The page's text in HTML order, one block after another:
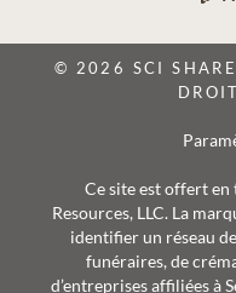
© 2026 SCI
Ce site est offert en
Resources, LLC. La
identifier un réseau
funéraires, de
d’entreprises affiliées à